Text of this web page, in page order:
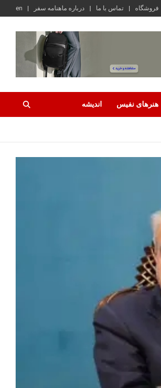
فروشگاه تماس با ما درباره ماهنامه سفر en
هنرهای نفیس اندیشه